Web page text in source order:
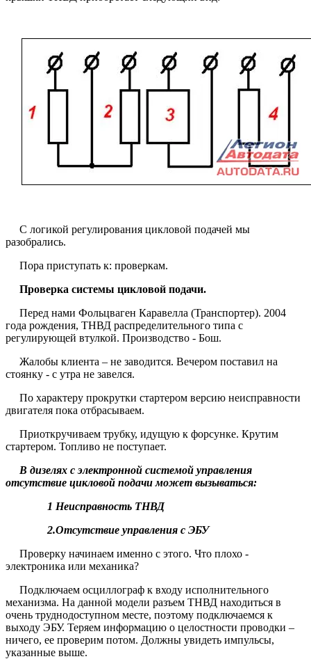
С логикой регулирования цикловой подачей мы
разобрались.
Пора приступать к: проверкам.
Проверка системы цикловой подачи.
Перед нами Фольцваген Каравелла (Транспортер). 2004
года рождения, ТНВД распределительного типа с
регулирующей втулкой. Производство - Бош.
Жалобы клиента – не заводится. Вечером поставил на
стоянку - с утра не завелся.
По характеру прокрутки стартером версию неисправности
двигателя пока отбрасываем.
Приоткручиваем трубку, идущую к форсунке. Крутим
стартером. Топливо не поступает.
В дизелях с электронной системой управления
отсутствие цикловой подачи может вызываться:
1 Неисправность ТНВД
2.Отсутствие управления с ЭБУ
Проверку начинаем именно с этого. Что плохо -
электроника или механика?
Подключаем осциллограф к входу исполнительного
механизма. На данной модели разъем ТНВД находиться в
очень труднодоступном месте, поэтому подключаемся к
выходу ЭБУ. Теряем информацию о целостности проводки –
ничего, ее проверим потом. Должны увидеть импульсы,
указанные выше.